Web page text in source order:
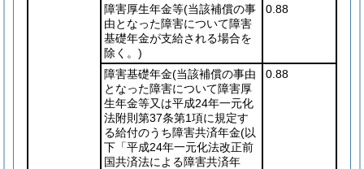
障害厚生年金等(当該補償の事
由となった障害について障害
基礎年金が支給される場合を
除く。)
0.88
障害基礎年金(当該補償の事由
となった障害について障害厚
生年金等又は平成24年一元化
法附則第37条第1項に規定す
る給付のうち障害共済年金(以
下「平成24年一元化法改正前
国共済法による障害共済年
0.88